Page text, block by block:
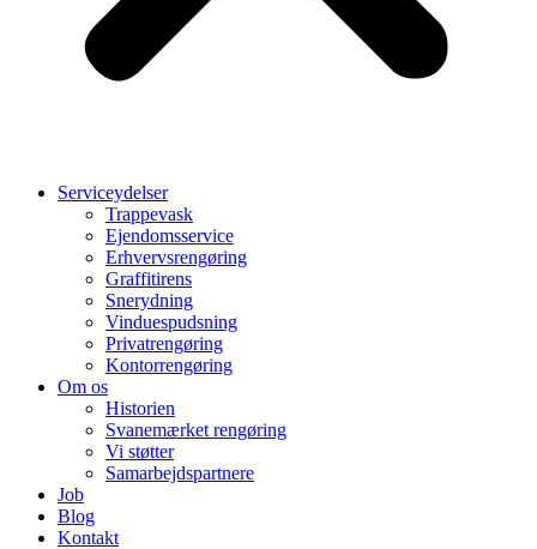
Serviceydelser
Trappevask
Ejendomsservice
Erhvervsrengøring
Graffitirens
Snerydning
Vinduespudsning
Privatrengøring
Kontorrengøring
Om os
Historien
Svanemærket rengøring
Vi støtter
Samarbejdspartnere
Job
Blog
Kontakt